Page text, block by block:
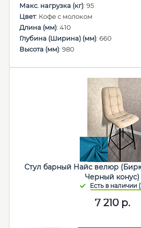
Макс. нагрузка (кг): 95
Цвет: Кофе с молоком
Длина (мм): 410
Глубина (Ширина) (мм): 660
Высота (мм): 980
Стул барный Найс велюр
Черный конус)
7 210р.